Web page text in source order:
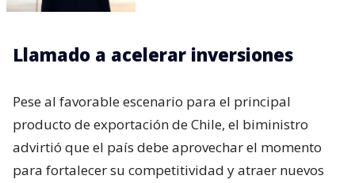
Llamado a acelerar inversiones
Pese al favorable escenario para el principal
producto de exportación de Chile, el biministro
advirtió que el país debe aprovechar el momento
para fortalecer su competitividad y atraer nuevos